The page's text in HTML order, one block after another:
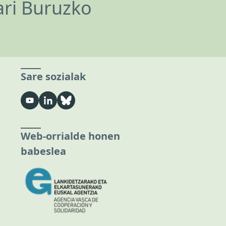
Buruzko
Sare sozialak
Web-orrialde honen
babeslea